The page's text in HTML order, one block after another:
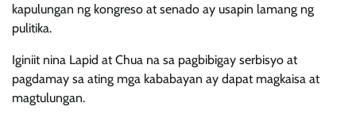
kapulungan ng kongreso at senado ay usapin lamang ng
pulitika.
Iginiit nina Lapid at Chua na sa pagbibigay serbisyo at
pagdamay sa ating mga kababayan ay dapat magkaisa at
magtulungan.